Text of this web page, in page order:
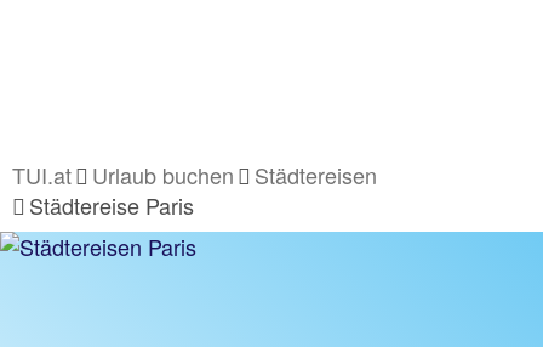
TUI.at Urlaub buchen
Städtereisen
Städtereise Paris